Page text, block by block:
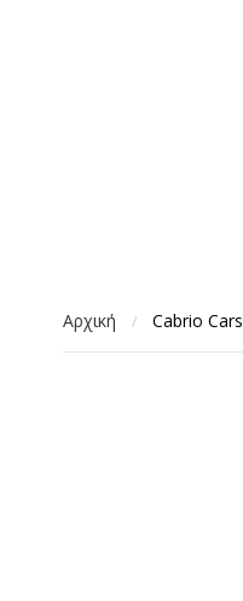
Αρχική / Cabrio Cars